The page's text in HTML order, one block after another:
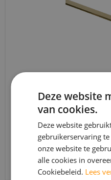
Bies Messing ongepolijst
95
Bekijk
BEREIKBAARHEID
In verband met de
t/m 14 augustus
bereikbaar.
Bestelling worden
echter iets minder
Deze website
van cookies.
Deze website
gebruikerservaring
onze website te
alle cookies in
Cookiebeleid. Lees